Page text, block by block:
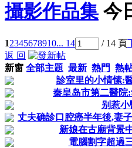
攝影作品集 今
12345678910... 14 / 14 頁
返 回
新窗 全部主題 最新 熱門 熱
診室里的小情愫:
秦皇岛市第二醫院
别惹小
丈夫确診口腔癌半年後,妻
新娘在古廟背景
電腦割字超過